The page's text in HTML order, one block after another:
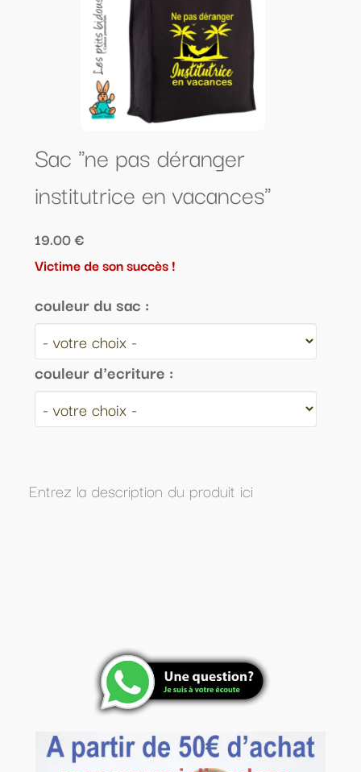
Sac "ne pas déranger
institutrice en vacances"
19.00 €
Victime de son succès !
couleur du sac :
couleur d'ecriture :
Entrez la description du produit ici